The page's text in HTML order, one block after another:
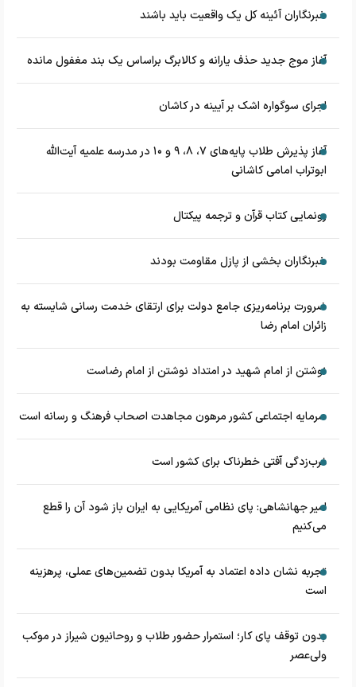
خبرنگاران آئینه کل یک واقعیت باید باشند
آغاز موج جدید حذف یارانه و کالابرگ براساس یک بند مغفول مانده
اجرای سوگواره اشک بر آیینه در کاشان
آغاز پذیرش طلاب پایه‌های ۷، ۸، ۹ و ۱۰ در مدرسه علمیه آیت‌الله
ابوتراب امامی کاشانی
رونمایی کتاب قرآن و ترجمه پیکتال
خبرنگاران بخشی از پازل مقاومت بودند
ضرورت برنامه‌ریزی جامع دولت برای ارتقای خدمت رسانی شایسته به
زائران امام رضا
نوشتن از امام شهید در امتداد نوشتن از امام رضاست
سرمایه اجتماعی کشور مرهون مجاهدت اصحاب فرهنگ و رسانه است
غرب‌زدگی آفتی خطرناک برای کشور است
امیر جهانشاهی: پای نظامی آمریکایی به ایران باز شود آن را قطع
می‌کنیم
تجربه نشان داده اعتماد به آمریکا بدون تضمین‌های عملی، پرهزینه
است
بدون توقف پای کار؛ استمرار حضور طلاب و روحانیون شیراز در موکب
ولی‌عصر